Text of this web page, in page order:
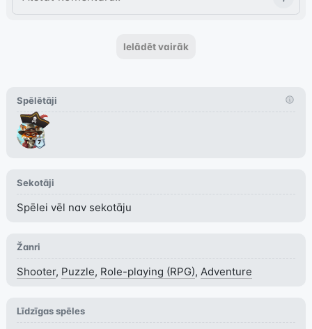
Ielādēt vairāk
Spēlētāji
Sekotāji
Spēlei vēl nav sekotāju
Žanri
Shooter, Puzzle, Role-playing (RPG), Adventure
Līdzīgas spēles